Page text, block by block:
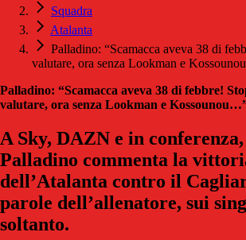
Squadra
Atalanta
Palladino: “Scamacca aveva 38 di
valutare, ora senza Lookman e
Palladino: “Scamacca aveva 38 di febbre!
valutare, ora senza Lookman e
A Sky, DAZN e in
Palladino commenta la
dell’Atalanta contro il
parole dell’allenatore, sui
soltanto.